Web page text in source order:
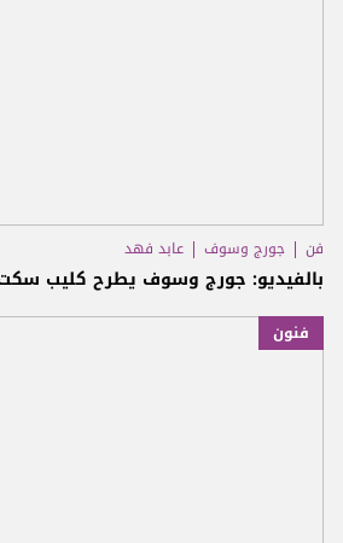
فن جورج وسوف عابد فهد
بالفيديو: جورج وسوف يطرح كليب سكت
فنون